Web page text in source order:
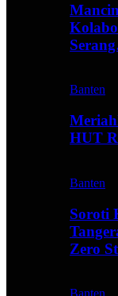
Banten
HUT
Banten
Soroti
Zero